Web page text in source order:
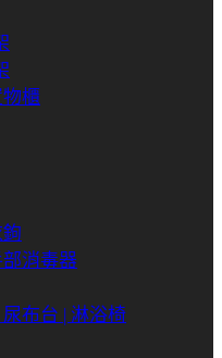
物櫃
消毒器
布台 | 淋浴椅